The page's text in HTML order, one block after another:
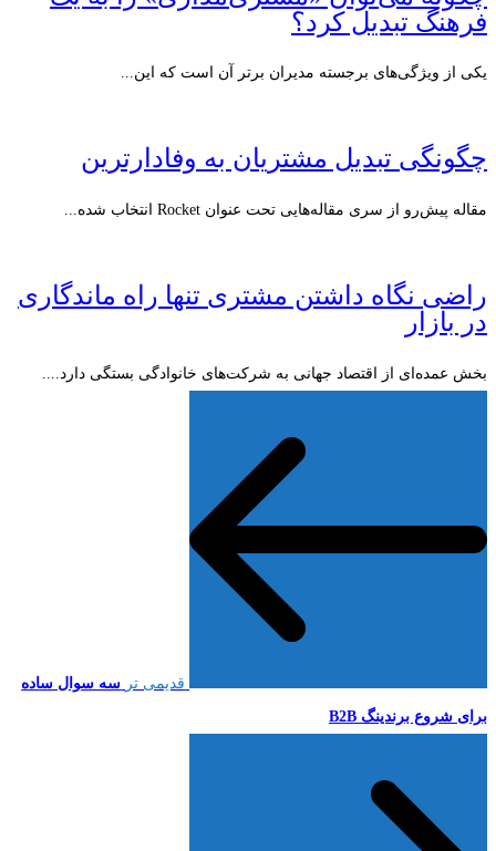
فرهنگ تبدیل کرد؟
یکی از ویژگی‌های برجسته مدیران برتر آن است که این...
چگونگی تبدیل مشتریان به وفادارترین‌
مقاله پیش‌رو از سری مقاله‌هایی تحت عنوان Rocket انتخاب شده...
راضی نگاه داشتن مشتری تنها راه ماندگاری
در بازار
بخش عمده‌ای از اقتصاد جهانی به شرکت‌های خانوادگی بستگی دارد....
قدیمی تر سه سوال ساده
برای شروع برندینگ B2B